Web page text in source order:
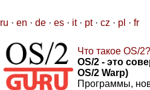
ru · en · de · es · it· pt· cz · pl · fr
Что такое OS/
OS/2 - это
OS/2 Warp)
Программы,